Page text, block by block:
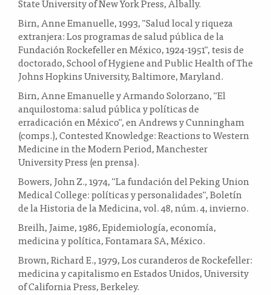
State University of New York Press, Albally.
Birn, Anne Emanuelle, 1993, "Salud local y riqueza
extranjera: Los programas de salud pública de la
Fundación Rockefeller en México, 1924-1951", tesis de
doctorado, School of Hygiene and Public Health of The
Johns Hopkins University, Baltimore, Maryland.
Birn, Anne Emanuelle y Armando Solorzano, "El
anquilostoma: salud pública y políticas de
erradicación en México", en Andrews y Cunningham
(comps.), Contested Knowledge: Reactions to Western
Medicine in the Modern Period, Manchester
University Press (en prensa).
Bowers, John Z., 1974, "La fundación del Peking Union
Medical College: políticas y personalidades", Boletín
de la Historia de la Medicina, vol. 48, núm. 4, invierno.
Breilh, Jaime, 1986, Epidemiología, economía,
medicina y política, Fontamara SA, México.
Brown, Richard E., 1979, Los curanderos de Rockefeller:
medicina y capitalismo en Estados Unidos, University
of California Press, Berkeley.